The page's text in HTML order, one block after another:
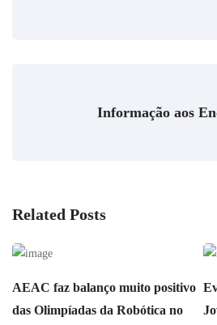
Informação aos
Related Posts
AEAC faz balanço muito positivo
das Olimpíadas da Robótica no